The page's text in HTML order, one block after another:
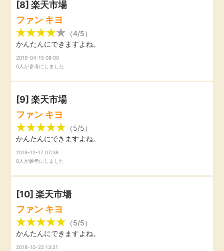
[8]楽天市場
ファン キヨ
（4/5）
かんたんにできますよね。
2019-04-15 08:00
0人が参考にしました
[9]楽天市場
ファン キヨ
（5/5）
かんたんにできますよね。
2018-12-17 07:38
0人が参考にしました
[10]楽天市場
ファン キヨ
（5/5）
かんたんにできますよね。
2018-10-22 13:21